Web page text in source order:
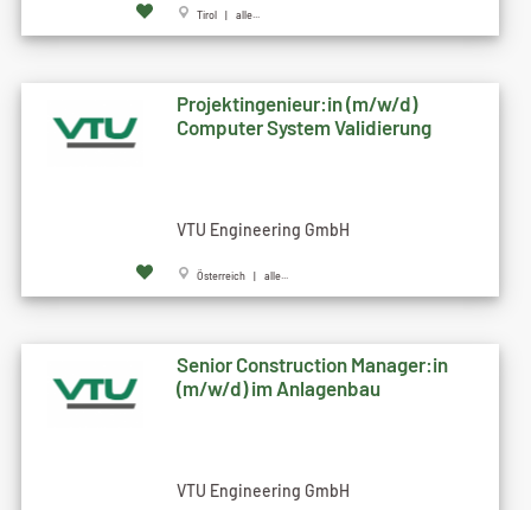
Tirol | alle...
Projektingenieur:in (m/w/d)
Computer System Validierung
VTU Engineering GmbH
Österreich | alle...
Senior Construction Manager:in
(m/w/d) im Anlagenbau
VTU Engineering GmbH